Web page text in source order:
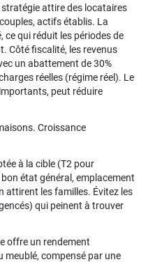
attire des locataires
actifs établis. La
qui réduit les périodes de
Côté fiscalité, les revenus
un abattement de 30%
réelles (régime réel). Le
peut réduire
Croissance
à la cible (T2 pour
état général, emplacement
attirent les familles. Évitez les
qui peinent à trouver
offre un rendement
meublé, compensé par une